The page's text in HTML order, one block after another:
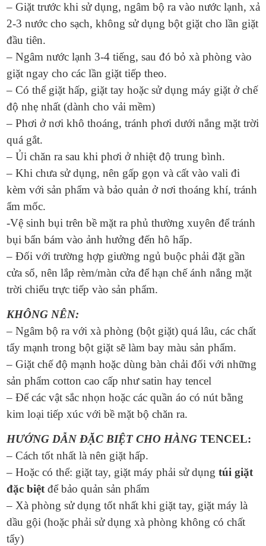
– Giặt trước khi sử dụng, ngâm bộ ra vào nước lạnh, xả
2-3 nước cho sạch, không sử dụng bột giặt cho lần giặt
đầu tiên.
– Ngâm nước lạnh 3-4 tiếng, sau đó bỏ xà phòng vào
giặt ngay cho các lần giặt tiếp theo.
– Có thể giặt hấp, giặt tay hoặc sử dụng máy giặt ở chế
độ nhẹ nhất (dành cho vải mềm)
– Phơi ở nơi khô thoáng, tránh phơi dưới nắng mặt trời
quá gắt.
– Ủi chăn ra sau khi phơi ở nhiệt độ trung bình.
– Khi chưa sử dụng, nên gấp gọn và cất vào vali đi
kèm với sản phẩm và bảo quản ở nơi thoáng khí, tránh
ẩm mốc.
-Vệ sinh bụi trên bề mặt ra phủ thường xuyên để tránh
bụi bẩn bám vào ảnh hưởng đến hô hấp.
– Đối với trường hợp giường ngủ buộc phải đặt gần
cửa sổ, nên lắp rèm/màn cửa để hạn chế ánh nắng mặt
trời chiếu trực tiếp vào sản phẩm.
KHÔNG NÊN:
– Ngâm bộ ra với xà phòng (bột giặt) quá lâu, các chất
tẩy mạnh trong bột giặt sẽ làm bay màu sản phẩm.
– Giặt chế độ mạnh hoặc dùng bàn chải đối với những
sản phẩm cotton cao cấp như satin hay tencel
– Để các vật sắc nhọn hoặc các quần áo có nút bằng
kim loại tiếp xúc với bề mặt bộ chăn ra.
HƯỚNG DẪN ĐẶC BIỆT CHO HÀNGTENCEL:
– Cách tốt nhất là nên giặt hấp.
– Hoặc có thể: giặt tay, giặt máy phải sử dụng túi giặt
đặc biệtđể bảo quản sản phẩm
– Xà phòng sử dụng tốt nhất khi giặt tay, giặt máy là
dầu gội (hoặc phải sử dụng xà phòng không có chất
tẩy)